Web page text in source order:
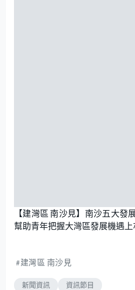
【建灣區 南沙見】南沙五大
幫助青年把握大灣區發展機遇
建灣區 南沙見
新聞資訊 資訊節目